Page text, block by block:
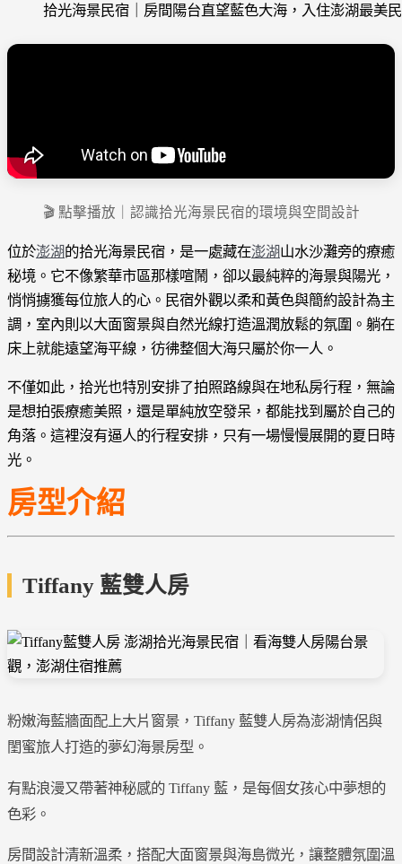
拾光海景民宿｜房間陽台直望藍色大海，入住澎湖最美
🎬 點擊播放｜認識拾光海景民宿的環境與空間設計
位於澎湖的拾光海景民宿，是一處藏在澎湖山水沙灘旁的療癒
秘境。它不像繁華市區那樣喧鬧，卻以最純粹的海景與陽光，
悄悄擄獲每位旅人的心。民宿外觀以柔和黃色與簡約設計為主
調，室內則以大面窗景與自然光線打造溫潤放鬆的氛圍。躺在
床上就能遠望海平線，彷彿整個大海只屬於你一人。
不僅如此，拾光也特別安排了拍照路線與在地私房行程，無論
是想拍張療癒美照，還是單純放空發呆，都能找到屬於自己的
角落。這裡沒有逼人的行程安排，只有一場慢慢展開的夏日時
光。
房型介紹
Tiffany 藍雙人房
粉嫩海藍牆面配上大片窗景，Tiffany 藍雙人房為澎湖情侶與
閨蜜旅人打造的夢幻海景房型。
有點浪漫又帶著神秘感的 Tiffany 藍，是每個女孩心中夢想的
色彩。
房間設計清新溫柔，搭配大面窗景與海島微光，讓整體氛圍溫